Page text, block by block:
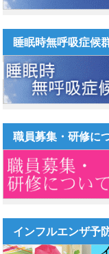
睡眠時無呼吸症候
職員募集・研修に
インフルエンザ予